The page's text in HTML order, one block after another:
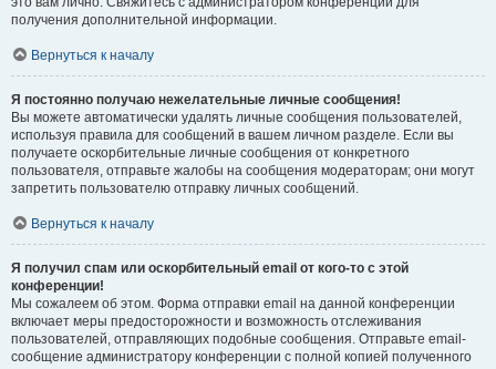
получения дополнительной информации.
Вернуться к началу
Я постоянно получаю нежелательные личные сообщения!
Вы можете автоматически удалять личные сообщения пользователей,
используя правила для сообщений в вашем личном разделе. Если вы
получаете оскорбительные личные сообщения от конкретного
пользователя, отправьте жалобы на сообщения модераторам; они могут
запретить пользователю отправку личных сообщений.
Вернуться к началу
Я получил спам или оскорбительный email от кого-то с этой
конференции!
Мы сожалеем об этом. Форма отправки email на данной конференции
включает меры предосторожности и возможность отслеживания
пользователей, отправляющих подобные сообщения. Отправьте email-
сообщение администратору конференции с полной копией полученного